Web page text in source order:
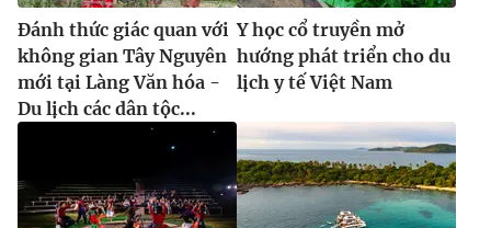
Đánh thức giác quan với
không gian Tây Nguyên
mới tại Làng Văn hóa -
Du lịch các dân tộc...
Y học cổ truyền mở
hướng phát triển cho du
lịch y tế Việt Nam